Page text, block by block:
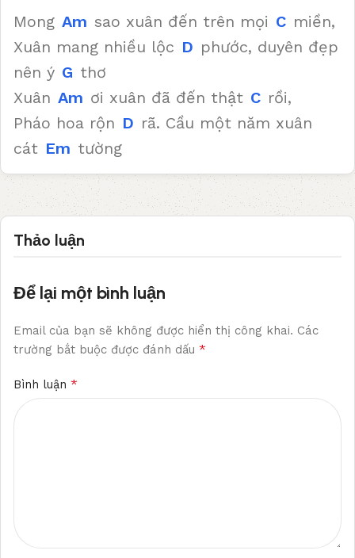
Mong Am sao xuân đến trên mọi C miền,
Xuân mang nhiều lộc D phước, duyên đẹp
nên ý G thơ
Xuân Am ơi xuân đã đến thật C rồi,
Pháo hoa rộn D rã. Cầu một năm xuân
cát Em tường
Thảo luận
Để lại một bình luận
Email của bạn sẽ không được hiển thị công khai. Các
trường bắt buộc được đánh dấu *
Bình luận *